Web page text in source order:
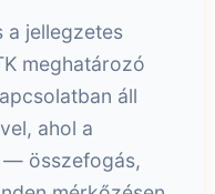
a jellegzetes
meghatározó
áll
ahol a
— összefogás,